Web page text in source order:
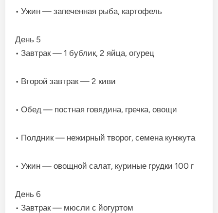
• Ужин — запеченная рыба, картофель
День 5
• Завтрак — 1 бублик, 2 яйца, огурец
• Второй завтрак — 2 киви
• Обед — постная говядина, гречка, овощи
• Полдник — нежирный творог, семена кунжута
• Ужин — овощной салат, куриные грудки 100 г
День 6
• Завтрак — мюсли с йогуртом